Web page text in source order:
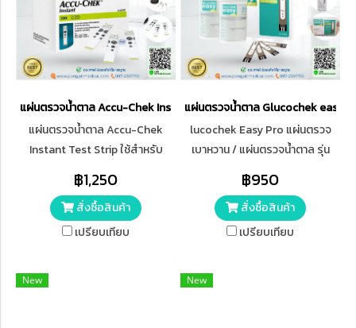
แผ่นตรวจน้ำตาล Accu-Chek Instant Test Strip
แผ่นตรวจน้ำตาล Accu-Chek
Instant Test Strip ใช้สำหรับ
งานง่าย​ใช้ได้กับเครื่องวัดน้ำตาล
Accu-Chek รุ่น Instantเท่านั้น
฿1,250
สั่งซื้อสินค้า
เปรียบเทียบ
แผ่นตรวจน้ำตาล Glucochek easy
lucochek Easy Pro แผ่นตรวจ
เบาหวาน / แผ่นตรวจน้ำตาล รุ่น
อายุเดือน 4/2026)
฿950
สั่งซื้อสินค้า
เปรียบเทียบ
New New